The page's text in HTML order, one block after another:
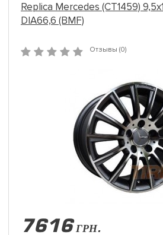
Replica Mercedes (CT1459)
DIA66,6 (BMF)
Отзывы (0)
7616 ГРН.